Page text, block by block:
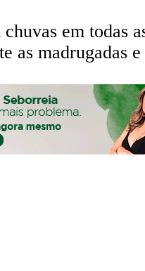
em todas
madrugadas